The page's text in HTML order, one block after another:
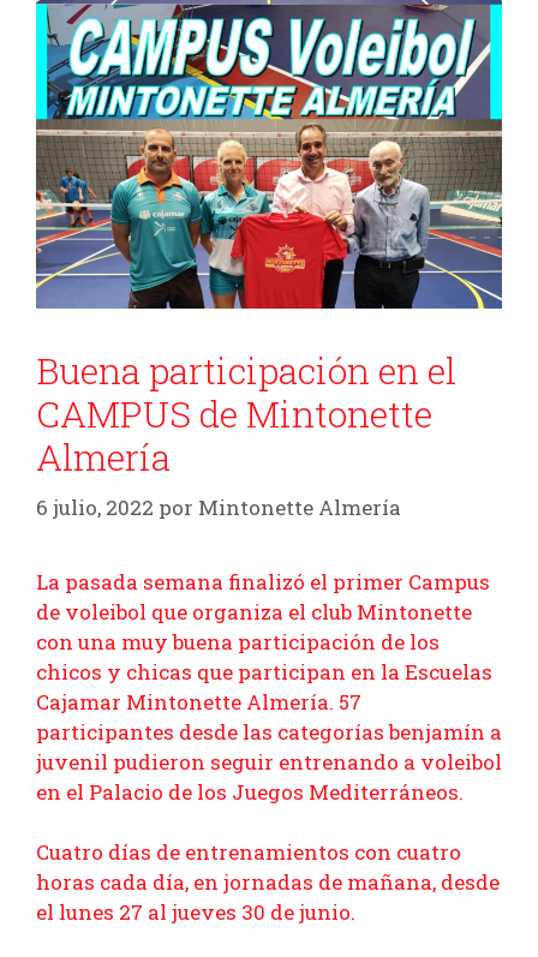
Buena participación en el
CAMPUS de Mintonette
Almería
6 julio, 2022 por Mintonette Almería
La pasada semana finalizó el primer Campus
de voleibol que organiza el club Mintonette
con una muy buena participación de los
chicos y chicas que participan en la Escuelas
Cajamar Mintonette Almería. 57
participantes desde las categorías benjamín a
juvenil pudieron seguir entrenando a voleibol
en el Palacio de los Juegos Mediterráneos.
Cuatro días de entrenamientos con cuatro
horas cada día, en jornadas de mañana, desde
el lunes 27 al jueves 30 de junio.